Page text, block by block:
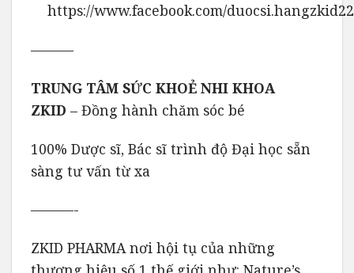
https://www.facebook.com/duocsi.hangzkid22
———
TRUNG TÂM SỨC KHOẺ NHI KHOA
ZKID – Đồng hành chăm sóc bé
100% Dược sĩ, Bác sĩ trình độ Đại học sẵn
sàng tư vấn từ xa
———-
ZKID PHARMA nơi hội tụ của những